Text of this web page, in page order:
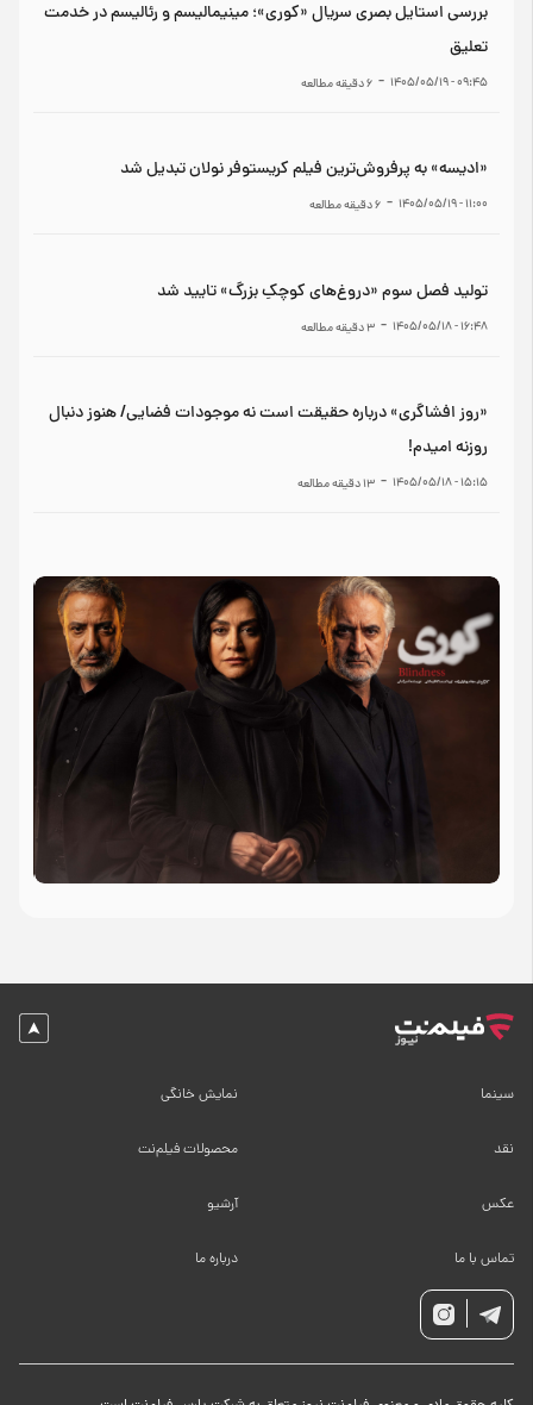
بررسی استایل بصری سریال «کوری»؛ مینیمالیسم و رئالیسم در خدمت
تعلیق
۰۹:۴۵ - ۱۴۰۵/۰۵/۱۹ -
6دقیقه مطالعه
«ادیسه» به پرفروش‌ترین فیلم کریستوفر نولان تبدیل شد
۱۱:۰۰ - ۱۴۰۵/۰۵/۱۹ -
6دقیقه مطالعه
تولید فصل سوم «دروغ‌های کوچکِ بزرگ» تایید شد
۱۶:۴۸ - ۱۴۰۵/۰۵/۱۸ -
3دقیقه مطالعه
«روز افشاگری» درباره حقیقت است نه موجودات فضایی/ هنوز دنبال
روزنه امیدم!
۱۵:۱۵ - ۱۴۰۵/۰۵/۱۸ -
13دقیقه مطالعه
سینما
نقد
عکس
تماس با ما
نمایش خانگی
محصولات فیلم‌نت
آرشیو
درباره ما